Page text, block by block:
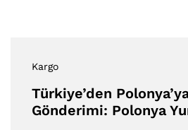
Kargo
Türkiye’den
Gönderimi: Polonya